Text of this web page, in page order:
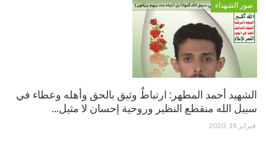
صور الشهداء
الشهيد أحمد المطهر: ارتباطٌ وثيق بالحق وأهله وعطاء في
سبيل الله منقطع النظير وروحية إحسان لا مثيل…
فبراير 18, 2020